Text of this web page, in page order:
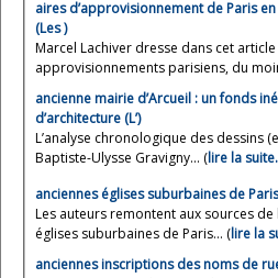
aires d’approvisionnement de Paris
(Les )
Marcel Lachiver dresse dans cet
approvisionnements parisiens, du
ancienne mairie d’Arcueil : un fonds
d’architecture (L’)
L’analyse chronologique des dessins
Baptiste-Ulysse Gravigny... (lire la
anciennes églises suburbaines de
Les auteurs remontent aux sources de
églises suburbaines de Paris... (lire la
anciennes inscriptions des noms de